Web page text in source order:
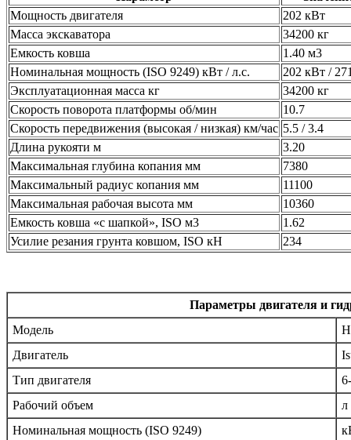
Мощность двигателя
202 кВт
Масса экскаватора
34200 кг
Емкость ковша
1.40 м3
Номинальная мощность (ISO 9249) кВт / л.с.
202 кВт /
Эксплуатационная масса кг
34200 кг
Скорость поворота платформы об/мин
10.7
Скорость передвижения (высокая / низкая) км/час 5.5 / 3.4
Длина рукояти м
3.20
Максимальная глубина копания мм
7380
Максимальный радиус копания мм
11100
Максимальная рабочая высота мм
10360
Емкость ковша «с шапкой», ISO м3
1.62
Усилие резания грунта ковшом, ISO кН
234
Параметры двигателя и
Модель
Двигатель
Тип двигателя
Рабочий объем
л
Номинальная мощность (ISO 9249)